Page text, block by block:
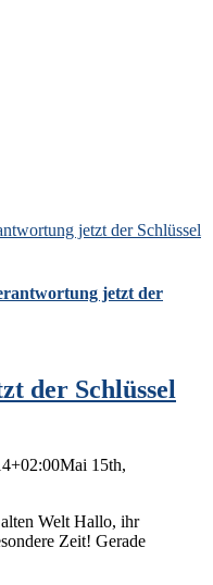
jetzt der Schlüssel
jetzt der
der Schlüssel
Mai 15th,
Welt Hallo, ihr
Zeit! Gerade